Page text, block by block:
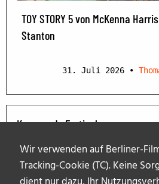
Wir verwenden auf Berliner-
Tracking-Cookie (TC). Keine
TOY STORY 5 von McKenna
Stanton
31. Juli 2026 •
Kommende Festivals